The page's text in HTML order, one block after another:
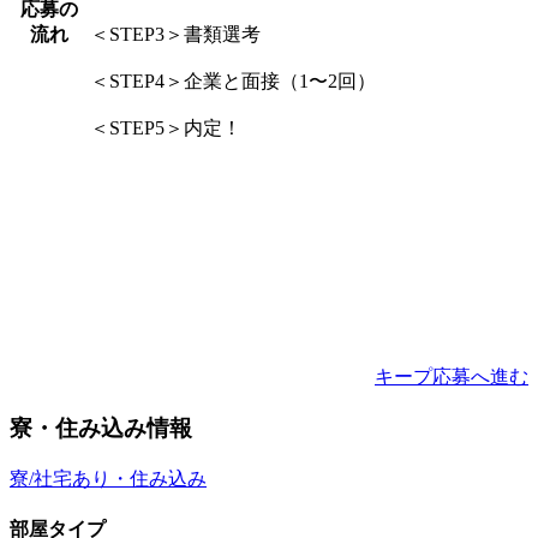
応募の
流れ
＜STEP3＞書類選考
＜STEP4＞企業と面接（1〜2回）
＜STEP5＞内定！
キープ応募へ進む
寮・住み込み情報
寮/社宅あり・住み込み
部屋タイプ